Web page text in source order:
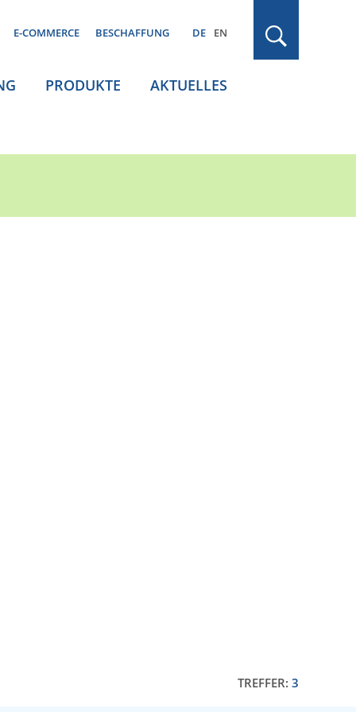
E-COMMERCE BESCHAFFUNG DE EN
PRODUKTE AKTUELLES
TREFFER: 3